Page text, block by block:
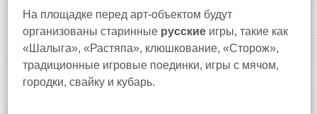
На площадке перед арт-объектом будут
организованы старинные русские игры, такие как
«Шалыга», «Растяпа», клюшкование, «Сторож»,
традиционные игровые поединки, игры с мячом,
городки, свайку и кубарь.